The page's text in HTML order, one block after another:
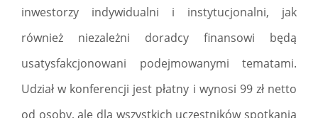
inwestorzy indywidualni i instytucjonalni, jak
również niezależni doradcy finansowi będą
usatysfakcjonowani podejmowanymi tematami.
Udział w konferencji jest płatny i wynosi 99 zł netto
od osoby, ale dla wszystkich uczestników spotkania